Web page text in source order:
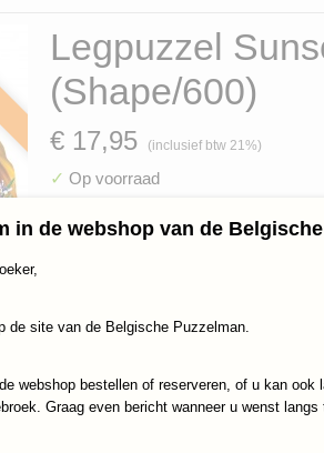
Legpuzzel
(Shape/600)
€ 17,95 (inclusief btw 21%)
✓ Op voorraad
IN WINKELWAGEN
Specificaties
in de webshop van de
de site van de Belgische Puzzelman.
webshop bestellen of reserveren, of u kan
Graag even bericht wanneer u wenst langs